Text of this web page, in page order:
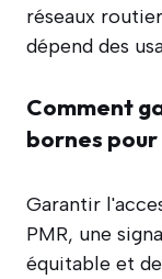
réseaux
dépend des
Comment
bornes pour
Garantir
PMR, une
équitable et